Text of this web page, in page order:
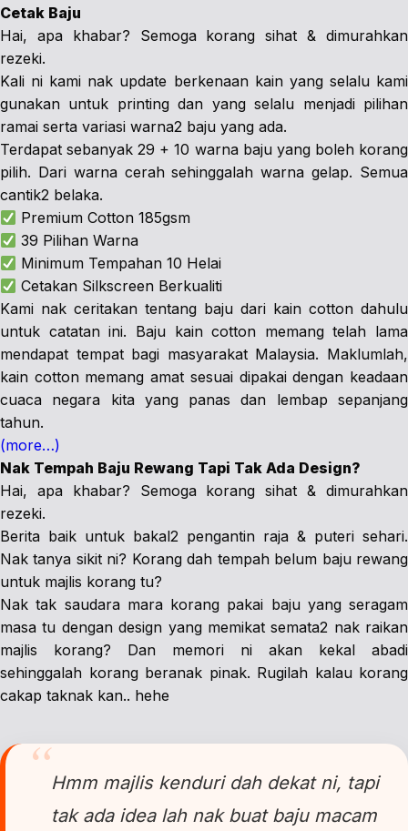
Cetak Baju
Hai, apa khabar? Semoga korang sihat & dimurahkan
rezeki.
Kali ni kami nak update berkenaan kain yang selalu kami
gunakan untuk printing dan yang selalu menjadi pilihan
ramai serta variasi warna2 baju yang ada.
Terdapat sebanyak 29 + 10 warna baju yang boleh korang
pilih. Dari warna cerah sehinggalah warna gelap. Semua
cantik2 belaka.
Premium Cotton 185gsm
39 Pilihan Warna
Minimum Tempahan 10 Helai
Cetakan Silkscreen Berkualiti
Kami nak ceritakan tentang baju dari kain cotton dahulu
untuk catatan ini. Baju kain cotton memang telah lama
mendapat tempat bagi masyarakat Malaysia. Maklumlah,
kain cotton memang amat sesuai dipakai dengan keadaan
cuaca negara kita yang panas dan lembap sepanjang
tahun.
(more…)
Nak Tempah Baju Rewang Tapi Tak Ada Design?
Hai, apa khabar? Semoga korang sihat & dimurahkan
rezeki.
Berita baik untuk bakal2 pengantin raja & puteri sehari.
Nak tanya sikit ni? Korang dah tempah belum baju rewang
untuk majlis korang tu?
Nak tak saudara mara korang pakai baju yang seragam
masa tu dengan design yang memikat semata2 nak raikan
majlis korang? Dan memori ni akan kekal abadi
sehinggalah korang beranak pinak. Rugilah kalau korang
cakap taknak kan.. hehe
Hmm majlis kenduri dah dekat ni, tapi
tak ada idea lah nak buat baju macam